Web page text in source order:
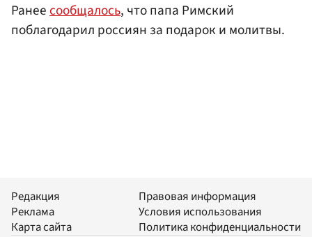
Ранеесообщалось, что папа Римский
поблагодарил россиян за подарок и молитвы.
Редакция
Реклама
Карта сайта
Правовая информация
Условия использования
Политика конфиденциальности